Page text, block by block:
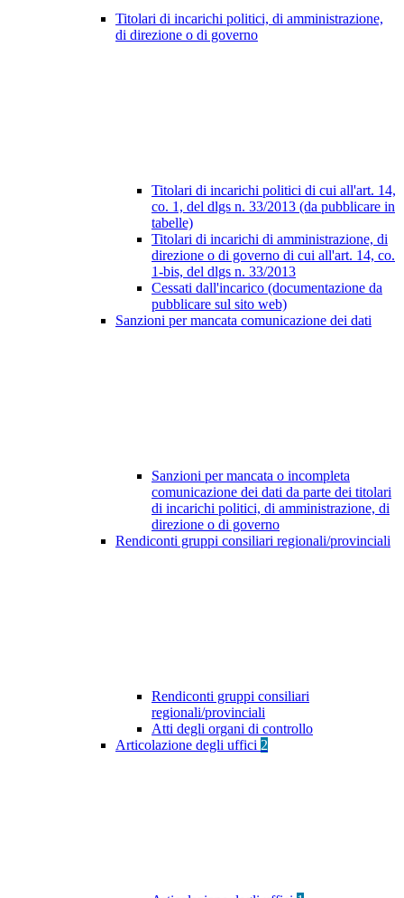
Titolari di incarichi politici, di amministrazione,
di direzione o di governo
Titolari di incarichi politici di cui all'art. 14,
co. 1, del dlgs n. 33/2013 (da pubblicare in
tabelle)
Titolari di incarichi di amministrazione, di
direzione o di governo di cui all'art. 14, co.
1-bis, del dlgs n. 33/2013
Cessati dall'incarico (documentazione da
pubblicare sul sito web)
Sanzioni per mancata comunicazione dei dati
Sanzioni per mancata o incompleta
comunicazione dei dati da parte dei titolari
di incarichi politici, di amministrazione, di
direzione o di governo
Rendiconti gruppi consiliari regionali/provinciali
Rendiconti gruppi consiliari
regionali/provinciali
Atti degli organi di controllo
Articolazione degli uffici 2